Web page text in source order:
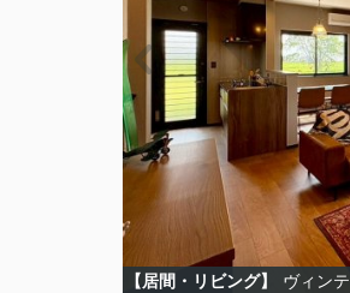
【居間・リビング】
ヴィン